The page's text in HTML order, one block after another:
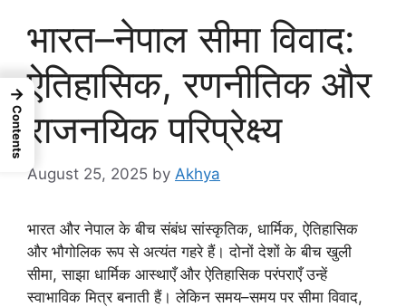
भारत–नेपाल सीमा विवाद:
ऐतिहासिक, रणनीतिक और
राजनयिक परिप्रेक्ष्य
August 25, 2025 by Akhya
भारत और नेपाल के बीच संबंध सांस्कृतिक, धार्मिक, ऐतिहासिक
और भौगोलिक रूप से अत्यंत गहरे हैं। दोनों देशों के बीच खुली
सीमा, साझा धार्मिक आस्थाएँ और ऐतिहासिक परंपराएँ उन्हें
स्वाभाविक मित्र बनाती हैं। लेकिन समय–समय पर सीमा विवाद,
→
Contents